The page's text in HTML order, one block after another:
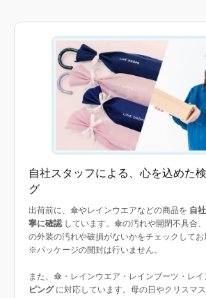
自社スタッフによる、心を込めた
グ
出荷前に、傘やレインウエアなどの商品を 自
寧に確認 しています。傘の汚れや開閉不具合
の外装の汚れや破損がないかをチェックしてお
※パッケージの開封は行いません。
また、傘・レインウエア・レインブーツ・レ
ピングに対応しています。母の日やクリスマ